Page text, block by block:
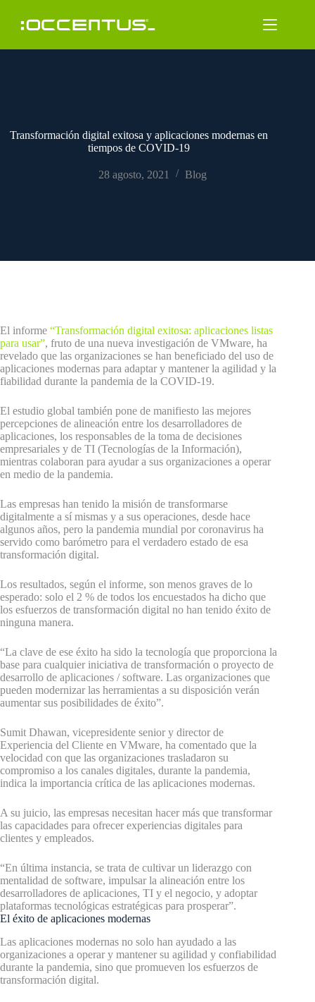
contenido
Transformación digital exitosa y aplicaciones modernas en
tiempos de COVID-19
28 agosto, 2021 Blog
El informe “Transformación digital exitosa: aplicaciones listas
para usar”, fruto de una nueva investigación de VMware, ha
revelado que las organizaciones se han beneficiado del uso de
aplicaciones modernas para adaptar y mantener la agilidad y la
fiabilidad durante la pandemia de la COVID-19.
El estudio global también pone de manifiesto las mejores
percepciones de alineación entre los desarrolladores de
aplicaciones, los responsables de la toma de decisiones
empresariales y de TI (Tecnologías de la Información),
mientras colaboran para ayudar a sus organizaciones a operar
en medio de la pandemia.
Las empresas han tenido la misión de transformarse
digitalmente a sí mismas y a sus operaciones, desde hace
algunos años, pero la pandemia mundial por coronavirus ha
servido como barómetro para el verdadero estado de esa
transformación digital.
Los resultados, según el informe, son menos graves de lo
esperado: solo el 2 % de todos los encuestados ha dicho que
los esfuerzos de transformación digital no han tenido éxito de
ninguna manera.
“La clave de ese éxito ha sido la tecnología que proporciona la
base para cualquier iniciativa de transformación o proyecto de
desarrollo de aplicaciones / software. Las organizaciones que
pueden modernizar las herramientas a su disposición verán
aumentar sus posibilidades de éxito”.
Sumit Dhawan, vicepresidente senior y director de
Experiencia del Cliente en VMware, ha comentado que la
velocidad con que las organizaciones trasladaron su
compromiso a los canales digitales, durante la pandemia,
indica la importancia crítica de las aplicaciones modernas.
A su juicio, las empresas necesitan hacer más que transformar
las capacidades para ofrecer experiencias digitales para
clientes y empleados.
“En última instancia, se trata de cultivar un liderazgo con
mentalidad de software, impulsar la alineación entre los
desarrolladores de aplicaciones, TI y el negocio, y adoptar
plataformas tecnológicas estratégicas para prosperar”.
El éxito de aplicaciones modernas
Las aplicaciones modernas no solo han ayudado a las
organizaciones a operar y mantener su agilidad y confiabilidad
durante la pandemia, sino que promueven los esfuerzos de
transformación digital.